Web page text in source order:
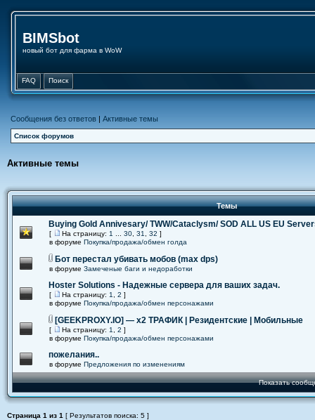
BIMSbot
новый бот для фарма в WoW
FAQ Поиск
Сообщения без ответов | Активные темы
Список форумов
Активные темы
Темы
Buying Gold Annivesary/ TWW/Cataclysm/ SOD ALL US EU
[ На страницу: 1 30 31 32 ]
в форуме Покупка/продажа/обмен голда
Бот перестал убивать мобов (max dps)
в форуме Замеченые баги и недоработки
Hoster Solutions - Надежные сервера для ваших задач.
[ На страницу: 1 2 ]
в форуме Покупка/продажа/обмен персонажами
[GEEKPROXY.IO] — x2 ТРАФИК | Резидентские | Мобильные
[ На страницу: 1 2 ]
в форуме Покупка/продажа/обмен персонажами
пожелания..
в форуме Предложения по изменениям
Показать
Страница 1 из 1 [ Результатов поиска: 5 ]